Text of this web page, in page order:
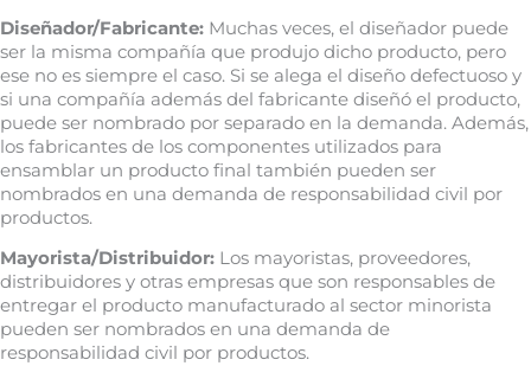
Diseñador/Fabricante: Muchas veces, el diseñador puede
ser la misma compañía que produjo dicho producto, pero
ese no es siempre el caso. Si se alega el diseño defectuoso y
si una compañía además del fabricante diseñó el producto,
puede ser nombrado por separado en la demanda. Además,
los fabricantes de los componentes utilizados para
ensamblar un producto final también pueden ser
nombrados en una demanda de responsabilidad civil por
productos.
Mayorista/Distribuidor: Los mayoristas, proveedores,
distribuidores y otras empresas que son responsables de
entregar el producto manufacturado al sector minorista
pueden ser nombrados en una demanda de
responsabilidad civil por productos.